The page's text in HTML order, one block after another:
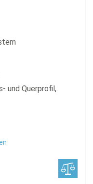
und Querprofil,